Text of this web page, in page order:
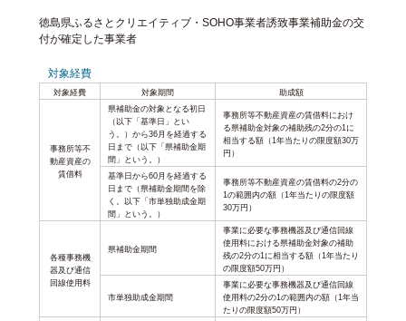
徳島県ふるさとクリエイティブ・SOHO事業者誘致事業補助金の交
付が確定した事業者
対象経費
対象経費 対象期間 助成額
事務所等不
動産資産の
賃借料
県補助金の対象となる初日
（以下「基準日」とい
う。）から36月を経過する
日まで（以下「県補助金期
間」という。）
事務所等不動産資産の賃借料におけ
る県補助金対象の補助残の2分の1に
相当する額（1年当たりの限度額30万
円）
基準日から60月を経過する
日まで（県補助金期間を除
く。以下「市単独助成金期
間」という。）
事務所等不動産資産の賃借料の2分の
1の範囲内の額（1年当たりの限度額
30万円）
各種事務機
器及び通信
回線使用料
県補助金期間
事業に必要な事務機器及び通信回線
使用料における県補助金対象の補助
残の2分の1に相当する額（1年当たり
の限度額50万円）
市単独助成金期間
事業に必要な事務機器及び通信回線
使用料の2分の1の範囲内の額（1年当
たりの限度額50万円）